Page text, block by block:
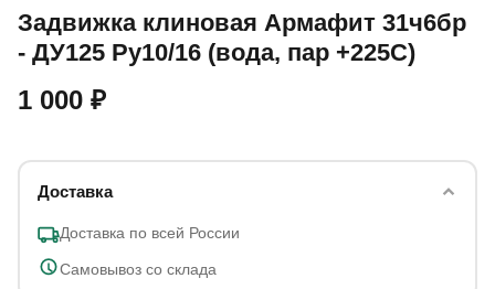
Задвижка клиновая Армафит 31ч6бр
- ДУ125 Ру10/16 (вода, пар +225С)
1 000 ₽
Доставка
Доставка по всей России
Самовывоз со склада